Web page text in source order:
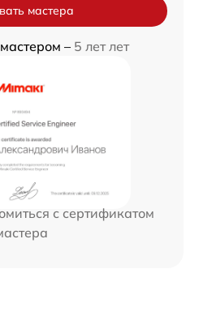
мастера
– 5 лет лет
с сертификатом